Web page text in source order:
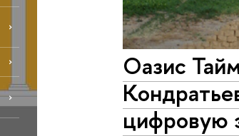
Оазис
цифровую